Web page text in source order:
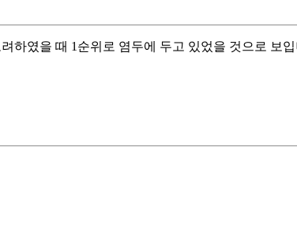
하였을 때 1순위로 염두에 두고 있었을 것으로 보